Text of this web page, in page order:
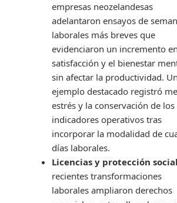
empresas neozelandesas
adelantaron ensayos de
laborales más breves que
evidenciaron un incremento
satisfacción y el bienestar
sin afectar la productividad. Un
ejemplo destacado registró
estrés y la conservación de los
indicadores operativos tras
incorporar la modalidad de
días laborales.
Licencias y protección
recientes transformaciones
laborales ampliaron derechos